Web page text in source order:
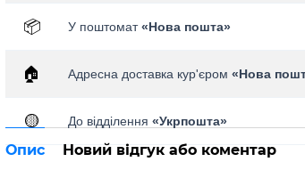
📦 У поштомат«Нова пошта»
🏠 Адресна доставка кур'єром «Нова
🟡 До відділення «Укрпошта»
Опис Новий відгук або коментар